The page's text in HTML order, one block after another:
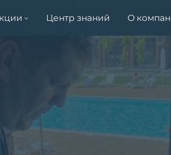
Центр знаний О